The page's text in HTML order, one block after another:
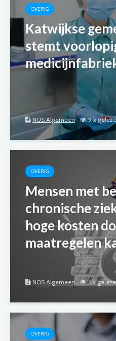
OVERIG
Katwijkse
stemt
NOS Algemeen 9 x
OVERIG
Mensen met
chronische
hoge kosten
maatregelen
NOS Algemeen 6 x
OVERIG